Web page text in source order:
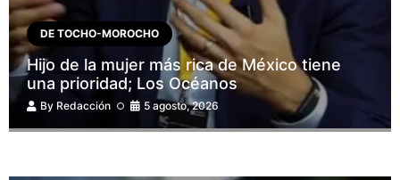
DE TOCHO-MOROCHO
Hijo de la mujer más rica de México tiene
una prioridad; Los Océanos
By Redacción 5 agosto, 2026